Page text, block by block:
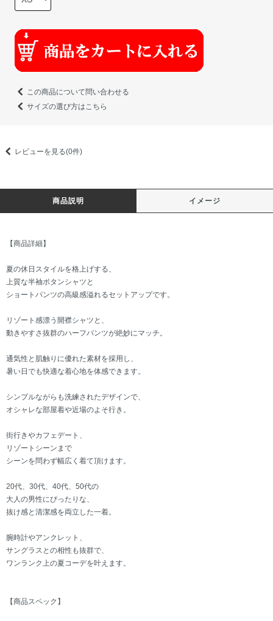
この商品について問い合わせる
サイズの選び方はこちら
レビューを見る(0件)
商品説明 イメージ
【商品詳細】
夏の休日スタイルを格上げする、
上質な半袖ボタンシャツと
ショートパンツの高級感溢れるセットアップです。
リゾート感漂う開襟シャツと、
動きやすさ抜群のハーフパンツが絶妙にマッチ。
通気性と肌触りに優れた素材を採用し、
暑い日でも快適な着心地を体感できます。
シンプルながらも洗練されたデザインで、
オシャレな部屋着や近場のよそ行き。
街行きやカフェデート、
リゾートシーンまで
シーンを問わず幅広く着て頂けます。
20代、30代、40代、50代の
大人の男性にぴったりな、
抜け感と清潔感を両立した一着。
腕時計やアンクレット、
サングラスとの相性も抜群で、
ワンランク上の夏コーデを叶えます。
【商品スペック】